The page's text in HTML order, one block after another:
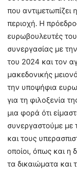
που αντιμετωπίζει
περιοχή. Η
ευρωβουλευτές
συνεργασίας με
του 2024 και τον
μακεδονικής
την υποψήφια
για τη φιλοξενία
μια φορά ότι
συνεργαστούμε με
και τους
οποίοι, όπως και η
τα δικαιώματα και